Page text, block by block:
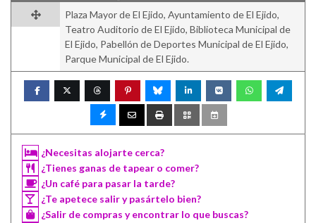
Plaza Mayor de El Ejido, Ayuntamiento de El Ejido,
Teatro Auditorio de El Ejido, Biblioteca Municipal de
El Ejido, Pabellón de Deportes Municipal de El Ejido,
Parque Municipal de El Ejido.
¿Necesitas alojarte cerca?
¿Tienes ganas de tapear o comer?
¿Un café para pasar la tarde?
¿Te apetece salir y pasártelo bien?
¿Salir de compras y encontrar lo que buscas?